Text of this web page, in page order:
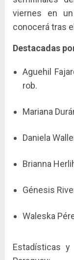
viernes en
conocerá tras
Destacadas
Aguehil
rob.
Mariana
Daniela
Brianna
Génesis
Waleska
Estadísticas y